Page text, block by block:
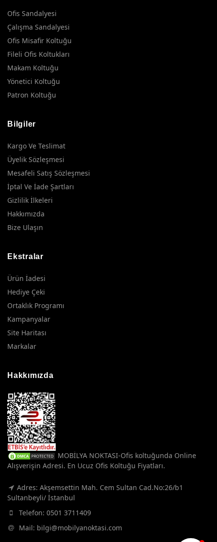
Ofis Sandalyesi
Çalışma Sandalyesi
Ofis Misafir Koltuğu
Fileli Ofis Koltukları
Makam Koltuğu
Yönetici Koltuğu
Patron Koltuğu
Bilgiler
Kargo Ve Teslimat
Üyelik Sözleşmesi
Mesafeli Satış Sözleşmesi
İptal Ve İade Şartları
Gizlilik İlkeleri
Hakkımızda
Bize Ulaşın
Ekstralar
Ürün İadesi
Hediye Çeki
Ortaklık Programı
Kampanyalar
Site Haritası
Markalar
Hakkımızda
MOBİLYA NOKTASI-Ofis koltuğunda Online
Alışverişin Adresi. En Ucuz Ofis Koltuğu Fiyatları.
Adres: Akşemsettin Mah. Cem Sultan Cad.No:26/b1
Sultanbeyli/ İstanbul
Telefon: 0501 3711409
Mail: bilgi@mobilyanoktasi.com